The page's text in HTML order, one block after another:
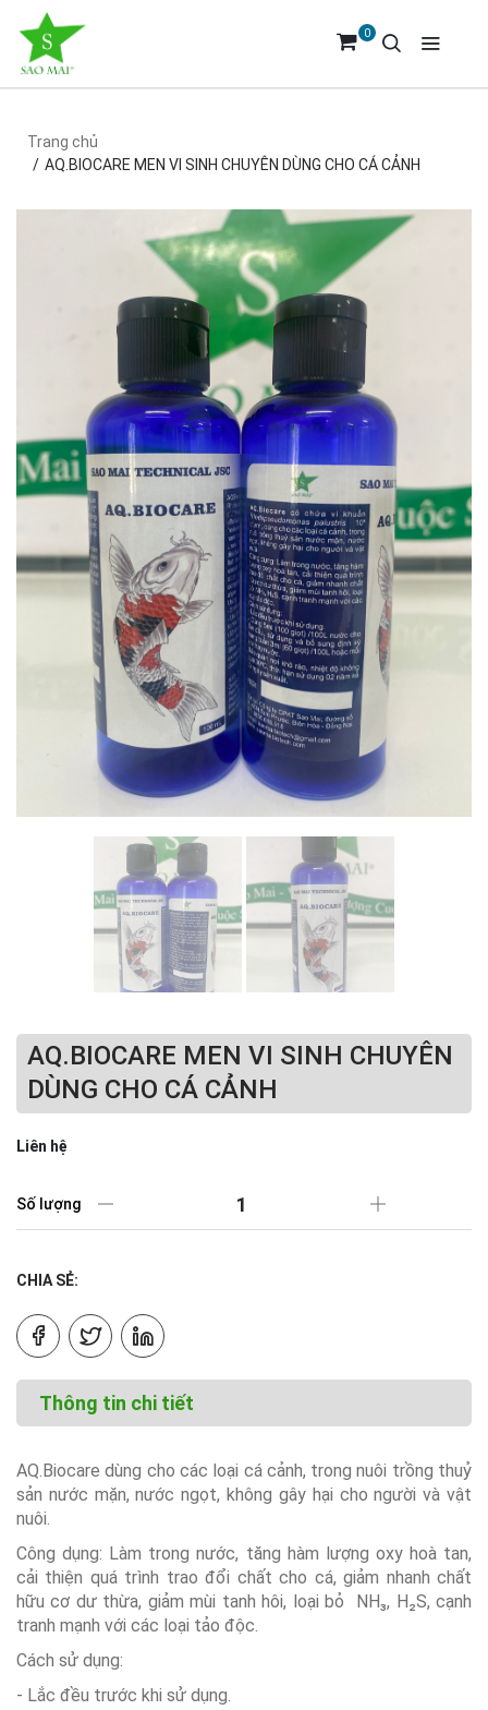
0
Trang chủ
AQ.BIOCARE MEN VI SINH CHUYÊN DÙNG CHO CÁ CẢNH
AQ.BIOCARE MEN VI SINH CHUYÊN
DÙNG CHO CÁ CẢNH
Liên hệ
Số lượng
CHIA SẺ:
Thông tin chi tiết
AQ.Biocare dùng cho các loại cá cảnh, trong nuôi trồng thuỷ
sản nước mặn, nước ngọt, không gây hại cho người và vật
nuôi
Công dụng: Làm trong nước, tăng hàm lượng oxy hoà tan,
cải thiện quá trình trao đổi chất cho cá, giảm nhanh chất
hữu cơ dư thừa, giảm mùi tanh hôi, loại bỏ NH₃, H₂S, cạnh
tranh mạnh với các loại tảo độc
Cách sử dụng:
- Lắc đều trước khi sử dụng